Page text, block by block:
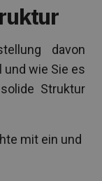
davon
und wie Sie es
Struktur
mit ein und